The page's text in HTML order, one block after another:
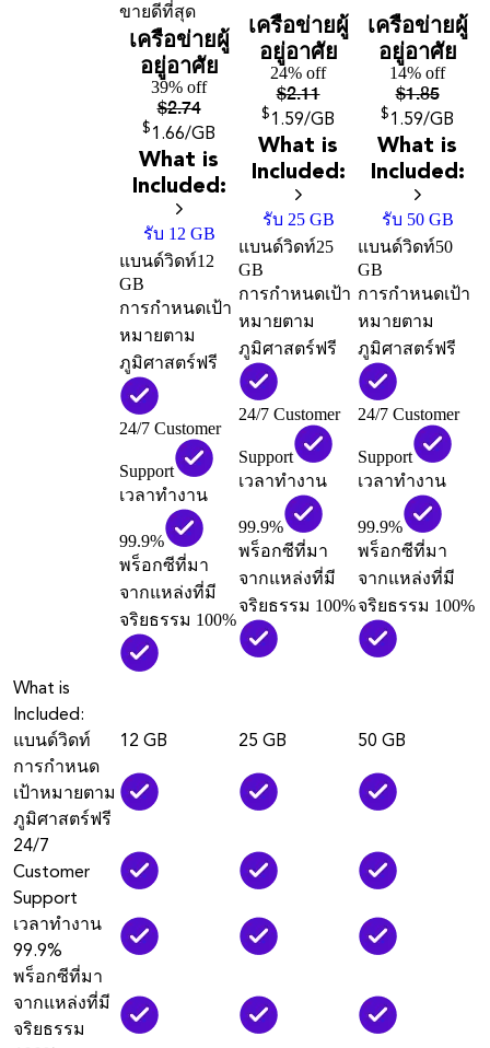
ขายดีที่สุด
เครือข่ายผู้
อยู่อาศัย
39% off
$2.74
$ 1 .66/GB
What is
Included:
รับ 12 GB
แบนด์วิดท์12
GB
การกำหนดเป้า
หมายตาม
ภูมิศาสตร์ฟรี
24/7 Customer
Support
เวลาทำงาน
99.9%
พร็อกซีที่มา
จากแหล่งที่มี
จริยธรรม 100%
เครือข่ายผู้
อยู่อาศัย
24% off
$2.11
$ 1 .59/GB
What is
Included:
รับ 25 GB
แบนด์วิดท์25
GB
การกำหนดเป้า
หมายตาม
ภูมิศาสตร์ฟรี
24/7 Customer
Support
เวลาทำงาน
99.9%
พร็อกซีที่มา
จากแหล่งที่มี
จริยธรรม 100%
เครือข่ายผู้
อยู่อาศัย
14% off
$1.85
$ 1 .59/GB
What is
Included:
รับ 50 GB
แบนด์วิดท์50
GB
การกำหนดเป้า
หมายตาม
ภูมิศาสตร์ฟรี
24/7 Customer
Support
เวลาทำงาน
99.9%
พร็อกซีที่มา
จากแหล่งที่มี
จริยธรรม 100%
What is
Included:
แบนด์วิดท์
12 GB 25 GB
50 GB
การกำหนด
เป้าหมายตาม
ภูมิศาสตร์ฟรี
24/7
Customer
Support
เวลาทำงาน
99.9%
พร็อกซีที่มา
จากแหล่งที่มี
จริยธรรม